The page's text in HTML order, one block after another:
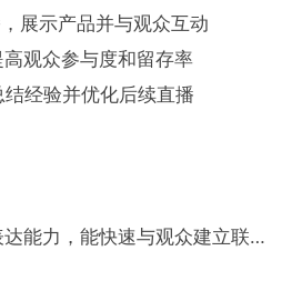
展示产品并与观众互动
观众参与度和留存率
经验并优化后续直播
能力，能快速与观众建立联系
熟悉抖音直播规则